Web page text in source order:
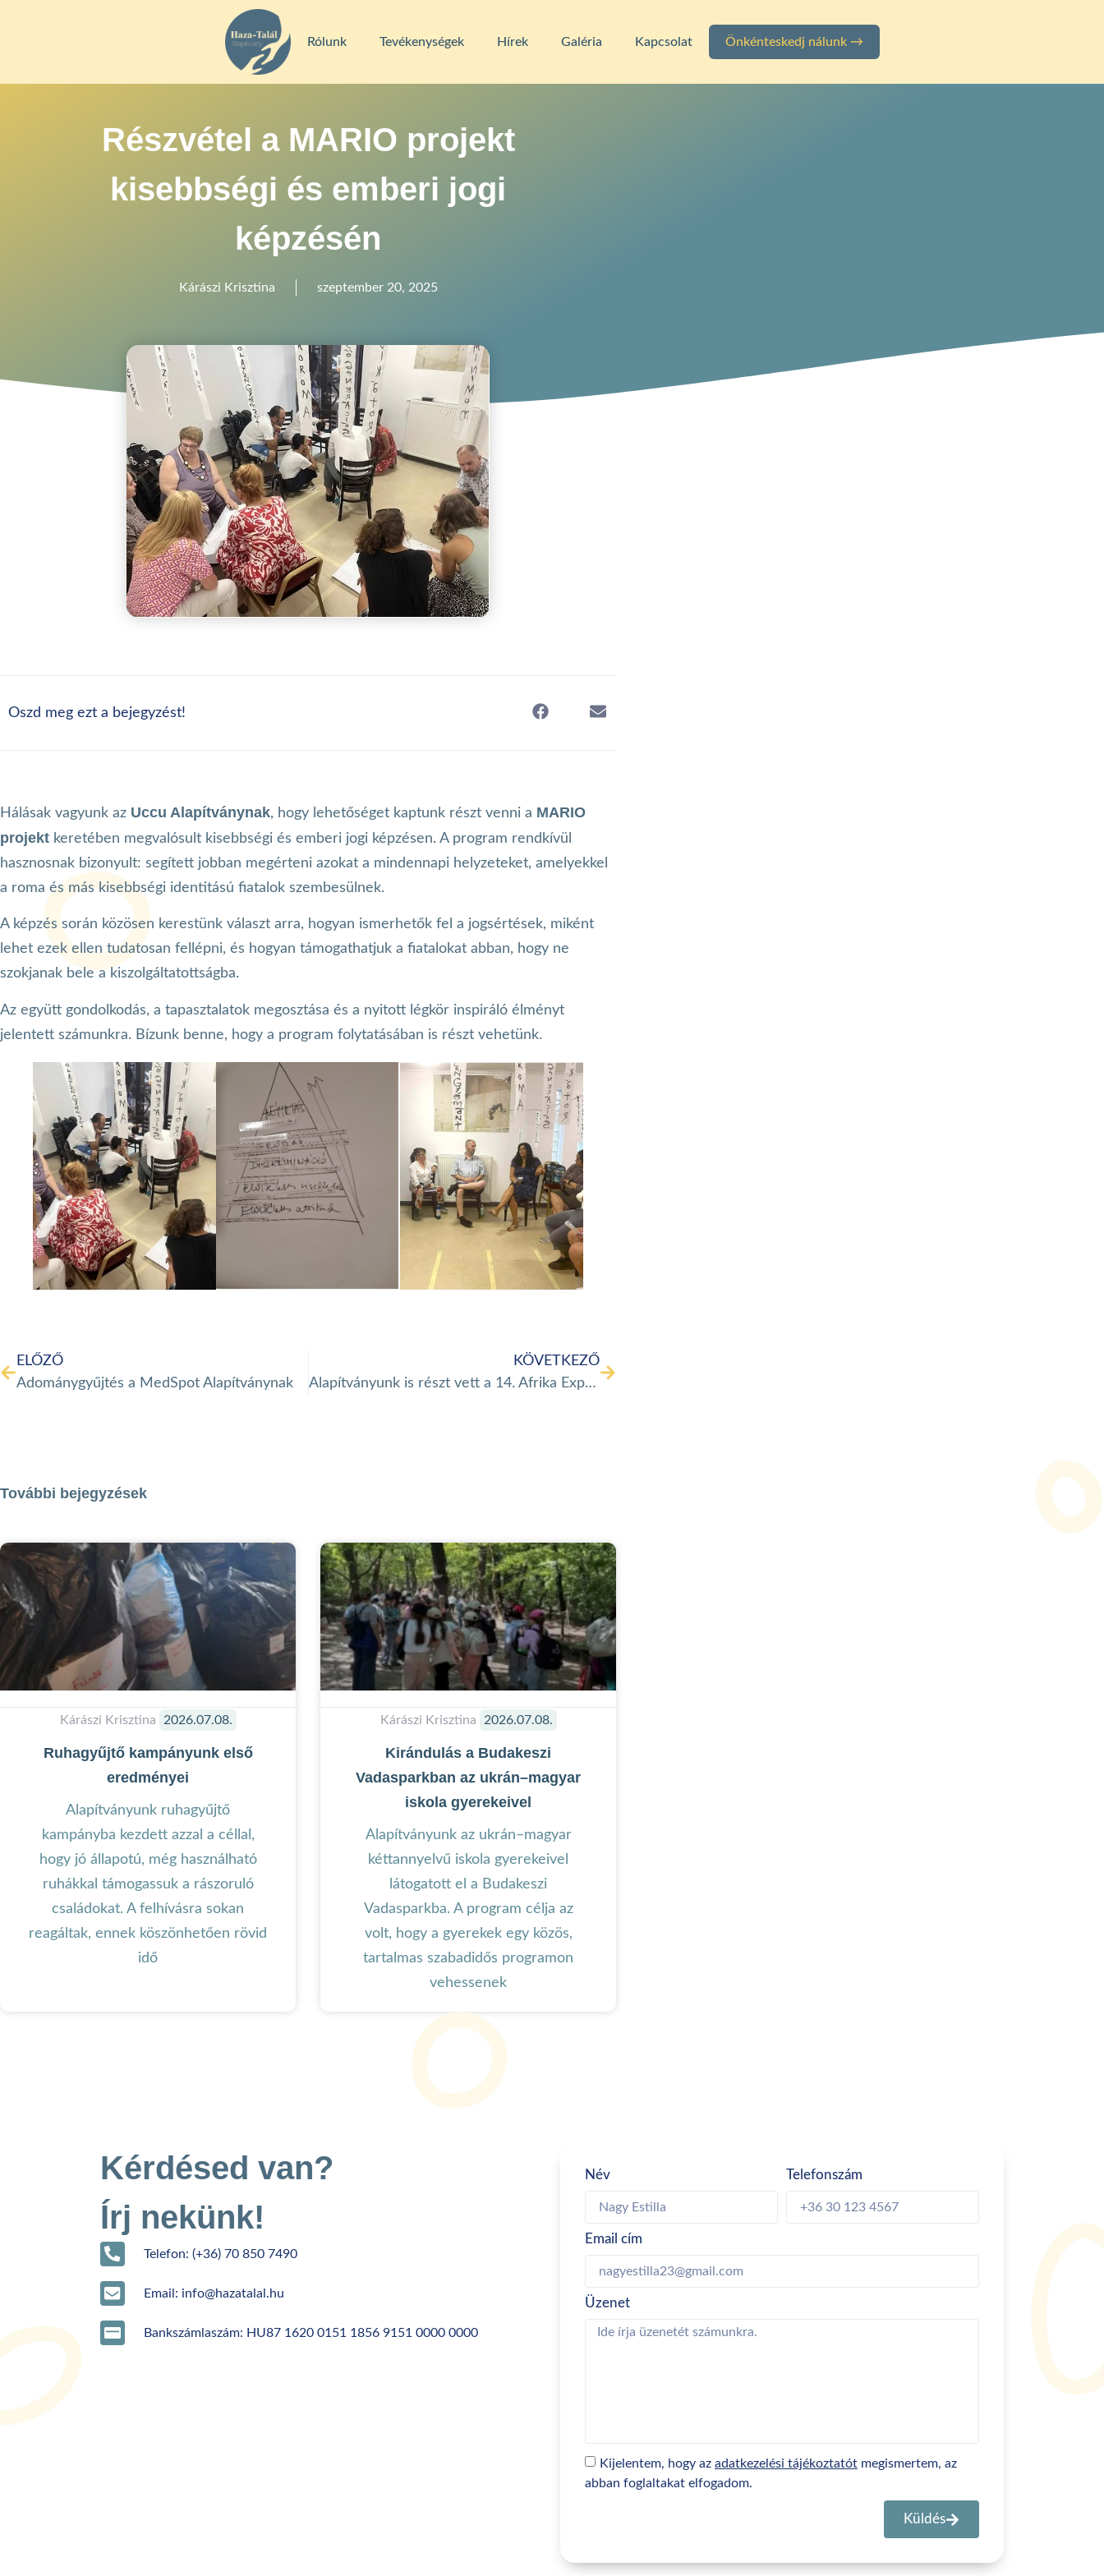
Rólunk Tevékenységek Hírek Galéria Kapcsolat Önkénteskedj nálunk →
Részvétel a MARIO projekt
kisebbségi és emberi jogi
képzésén
Kárászi Krisztina szeptember 20, 2025
Oszd meg ezt a bejegyzést!
Hálásak vagyunk az Uccu Alapítványnak, hogy lehetőséget kaptunk részt venni a MARIO
projekt keretében megvalósult kisebbségi és emberi jogi képzésen. A program rendkívül
hasznosnak bizonyult: segített jobban megérteni azokat a mindennapi helyzeteket, amelyekkel
a roma és más kisebbségi identitású fiatalok szembesülnek.
A képzés során közösen kerestünk választ arra, hogyan ismerhetők fel a jogsértések, miként
lehet ezek ellen tudatosan fellépni, és hogyan támogathatjuk a fiatalokat abban, hogy ne
szokjanak bele a kiszolgáltatottságba.
Az együtt gondolkodás, a tapasztalatok megosztása és a nyitott légkör inspiráló élményt
jelentett számunkra. Bízunk benne, hogy a program folytatásában is részt vehetünk.
ELŐZŐ
Adománygyűjtés a MedSpot Alapítványnak
KÖVETKEZŐ
Alapítványunk is részt vett a 14. Afrika Expo Budapesten
További bejegyzések
Ruhagyűjtő kampányunk első
eredményei
Alapítványunk ruhagyűjtő
kampányba kezdett azzal a céllal,
hogy jó állapotú, még használható
ruhákkal támogassuk a rászoruló
családokat. A felhívásra sokan
reagáltak, ennek köszönhetően rövid
idő
Kárászi Krisztina 2026.07.08.
Kirándulás a Budakeszi
Vadasparkban az ukrán–magyar
iskola gyerekeivel
Alapítványunk az ukrán–magyar
kéttannyelvű iskola gyerekeivel
látogatott el a Budakeszi
Vadasparkba. A program célja az
volt, hogy a gyerekek egy közös,
tartalmas szabadidős programon
vehessenek
Kárászi Krisztina 2026.07.08.
Kérdésed van?
Írj nekünk!
Telefon: (+36) 70 850 7490
Email: info@hazatalal.hu
Bankszámlaszám: HU87 1620 0151 1856 9151 0000 0000
Név Telefonszám
Email cím
Üzenet
Kijelentem, hogy az adatkezelési tájékoztatót megismertem, az
abban foglaltakat elfogadom.
Küldés